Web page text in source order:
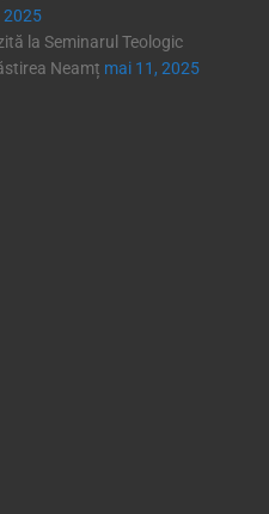
2025
la Seminarul Teologic
Neamț mai 11, 2025